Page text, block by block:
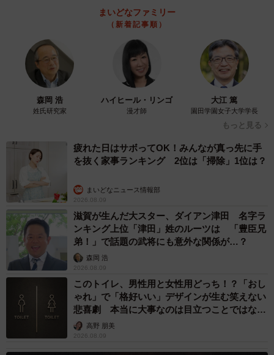
それならいっそ銀座とか六本木とか行けばいいのに…。
チラ見していたら、後輩の子が気づいたけど、驚いたのは
彼女が「あれ～、不倫っすか～」って見ただけでわかって
しまったこと。なんででしょうね、醸し出す雰囲気がある
んでしょうか。まぁ夫婦だったら、あそこまでイチャイチ
ャしないとは思いますけど。肩を抱いたり、頭をなでてあ
げたり、若いカップルなら微笑ましいけど「いったい、ど
うなのよ」と思いました。
周囲から変な風に見られている自覚はないのがPTA不倫の
特徴なのかも。でも、もっと驚いたのが、このふたり、結
局最後はそれぞれ離婚して、再婚したんです。つまり不倫
を貫いたんですよ。
私たちは親目線ですから、子どもの事を考えると「身勝
手」だと思う。でも後輩女子は「そこまでいけば、愛を取
るというか本気の相手と出会ってしまった不幸…みたいな
感じで、しょうがないんじゃないですか」と…。
まいどなファミリー
（新着記事順）
森岡 浩
姓氏研究家
ハイヒール・リンゴ
漫才師
大江 篤
園田学園女子大学学長
もっと見る
疲れた日はサボってOK！みんなが真っ先に手
を抜く家事ランキング 2位は「掃除」1位は？
まいどなニュース情報部
2026.08.09
滋賀が生んだ大スター、ダイアン津田 名字ラ
ンキング上位「津田」姓のルーツは 「豊臣兄
弟！」で話題の武将にも意外な関係が…？
森岡 浩
2026.08.09
このトイレ、男性用と女性用どっち！？「おし
ゃれ」で「格好いい」デザインが生む笑えない
悲喜劇 本当に大事なのは目立つことではな
く…高野 朋美
2026.08.09